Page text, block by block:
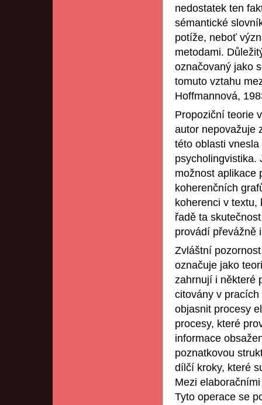
nedostatek ten
sémantické
potíže, neboť
metodami.
označovaný jako
tomuto vztahu
Hoffmannová,
Propoziční teorie
autor nepovažuje
této oblasti
psycholingvistika.
možnost aplikace
koherenčních
koherenci v
řadě ta
provádí převážně
Zvláštní
označuje jako
zahrnují i některé
citovány v
objasnit procesy
procesy, které
informace
poznatkovou
dílčí kroky, které
Mezi
Tyto operace se